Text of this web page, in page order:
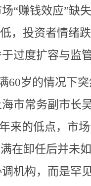
“赚钱效应”缺
，投资者情绪
过度扩容与监
60岁的情况下
市常务副市长
来的低点，市
在卸任后并未
机构，而是罕